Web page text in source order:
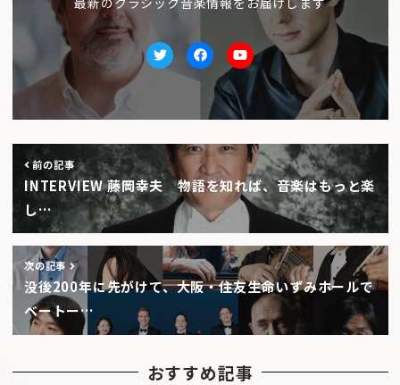
TwitterfacebookYoutube
前の記事
INTERVIEW 藤岡幸夫 物語を知れば、音楽はもっと楽
し…
次の記事
没後200年に先がけて、大阪・住友生命いずみホールで
ベートー…
おすすめ記事